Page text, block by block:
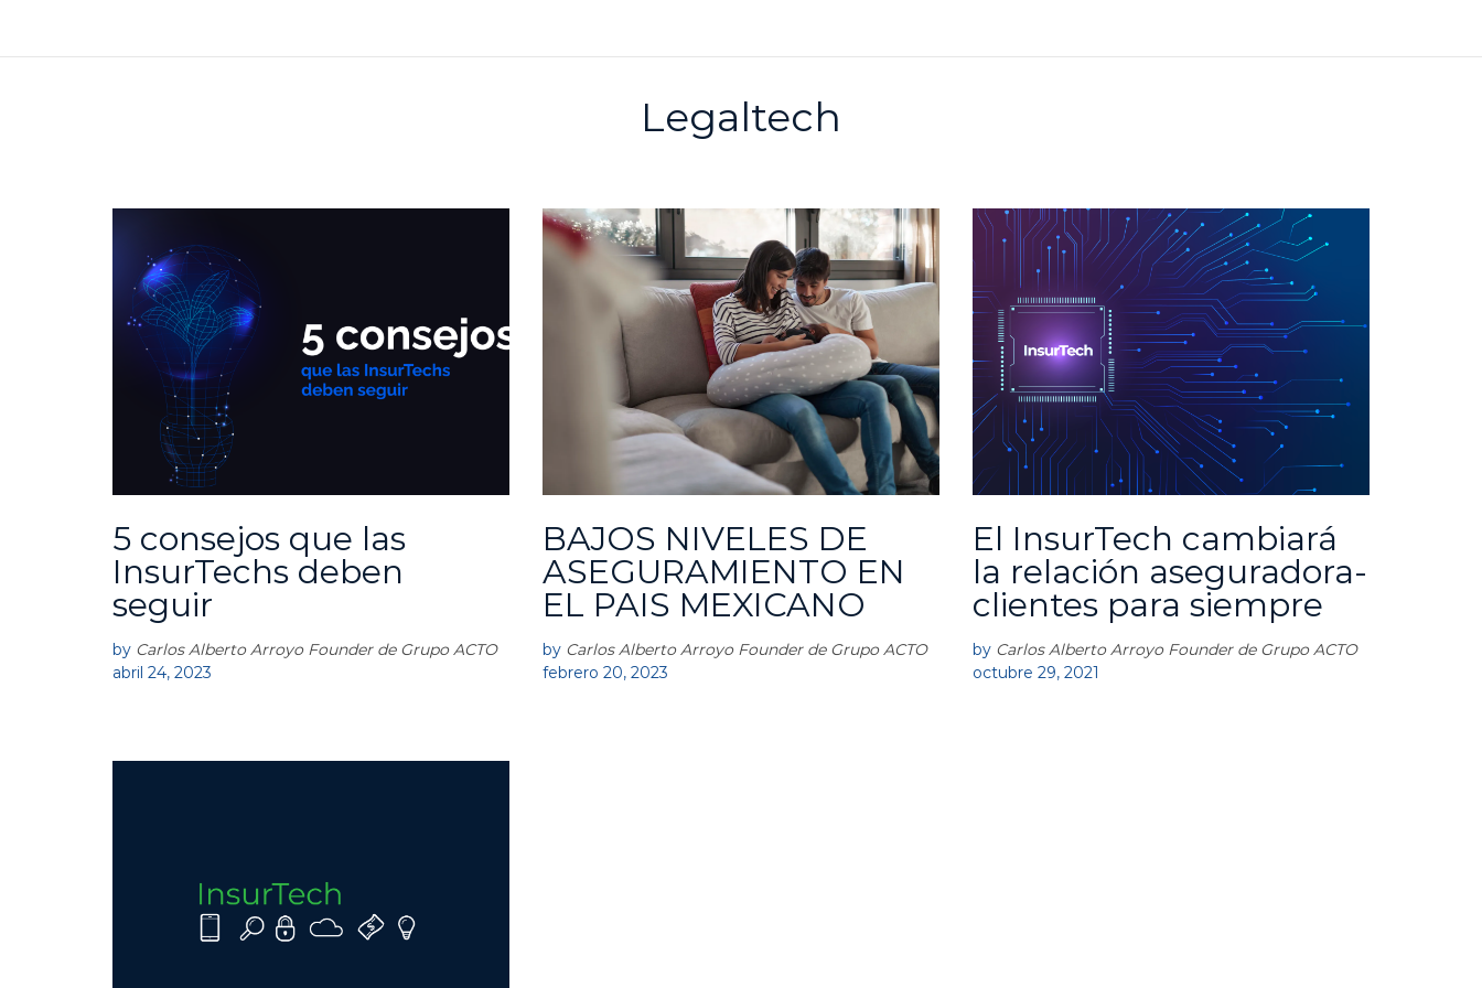
Legaltech
E
M
R
E
S
A
5 consejos que las
InsurTechs deben
seguir
by Carlos Alberto Arroyo Founder de Grupo ACTO
abril 24, 2023
A
C
T
O
BAJOS NIVELES DE
ASEGURAMIENTO EN
EL PAIS MEXICANO
by Carlos Alberto Arroyo Founder de Grupo ACTO
febrero 20, 2023
A
C
O
El InsurTech cambiará
la relación aseguradora-
clientes para siempre
by Carlos Alberto Arroyo Founder de Grupo ACTO
octubre 29, 2021